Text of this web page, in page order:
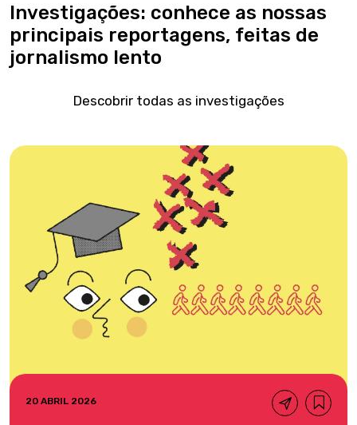
Investigações: conhece as nossas
principais reportagens, feitas de
jornalismo lento
Descobrir todas as investigações
20 ABRIL 2026